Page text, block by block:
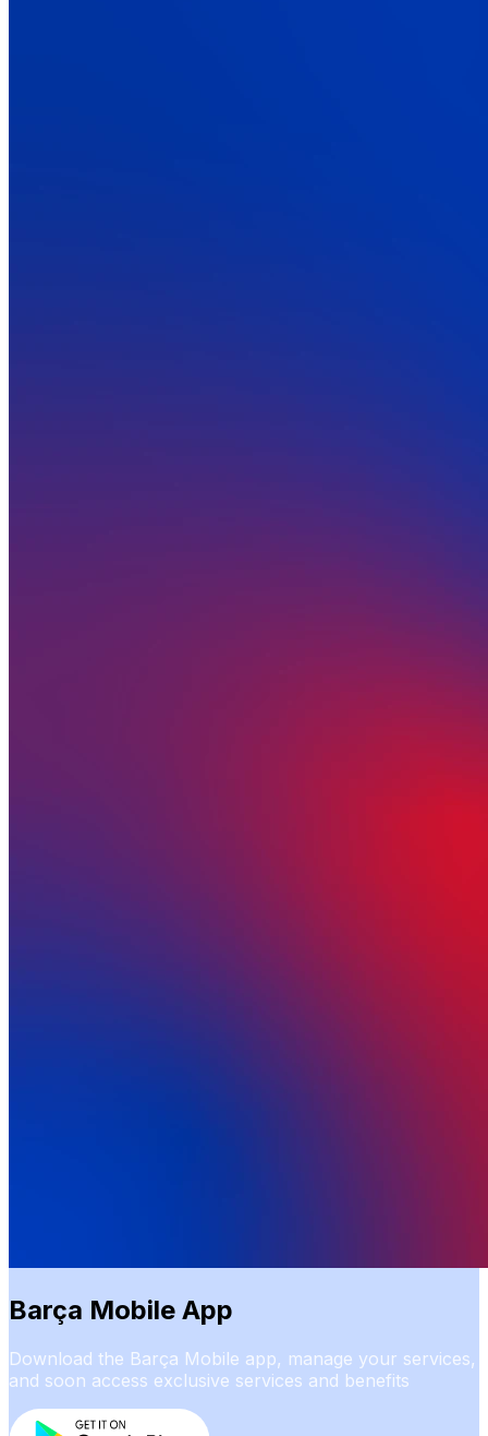
Barça Mobile App
Download the Barça Mobile app, manage your services,
and soon access exclusive services and benefits